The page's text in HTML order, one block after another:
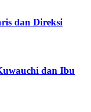
dan Direksi
dan Ibu